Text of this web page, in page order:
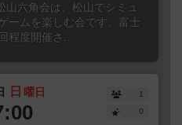
六角会は、松山でシミュ
ームを楽しむ会です。富士
程度開催さ...
日 曜日
1
0